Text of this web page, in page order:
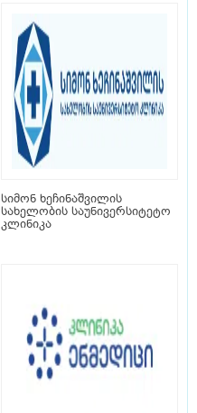
სიმონ ხეჩინაშვილის
სახელობის საუნივერსიტეტო
კლინიკა